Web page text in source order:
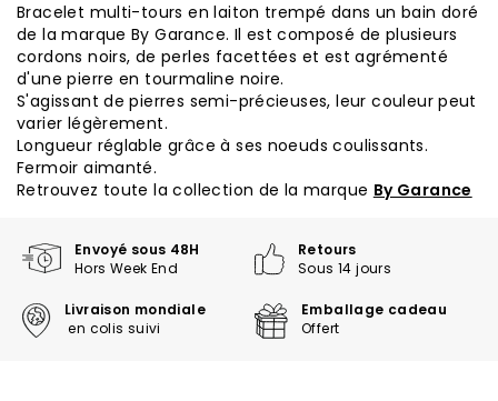
Bracelet multi-tours en laiton trempé dans un bain doré
de la marque By Garance. Il est composé de plusieurs
cordons noirs, de perles facettées et est agrémenté
d'une pierre en tourmaline noire.
S'agissant de pierres semi-précieuses, leur couleur peut
varier légèrement.
Longueur réglable grâce à ses noeuds coulissants.
Fermoir aimanté.
Retrouvez toute la collection de la marque By Garance
Envoyé sous 48H
Hors Week End
Retours
Sous 14 jours
Livraison mondiale
en colis suivi
Emballage cadeau
Offert